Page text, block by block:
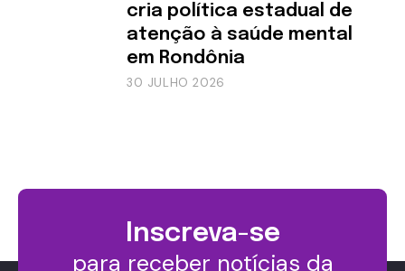
cria política estadual de
atenção à saúde mental
em Rondônia
30 JULHO 2026
Inscreva-se
para receber notícias da